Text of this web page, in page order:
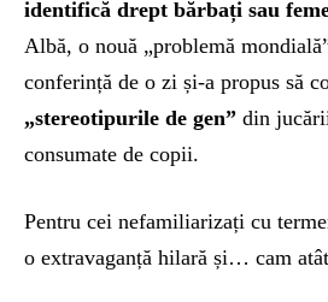
identifică drept bărbați sau
Albă, o nouă „problemă
conferință de o zi și-a propus să
„stereotipurile de gen” din
consumate de copii.
Pentru cei nefamiliarizați cu
o extravaganță hilară și… cam